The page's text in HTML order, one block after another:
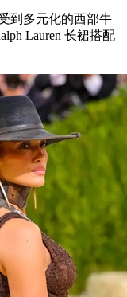
到多元化的西部牛
Lauren 长裙搭配